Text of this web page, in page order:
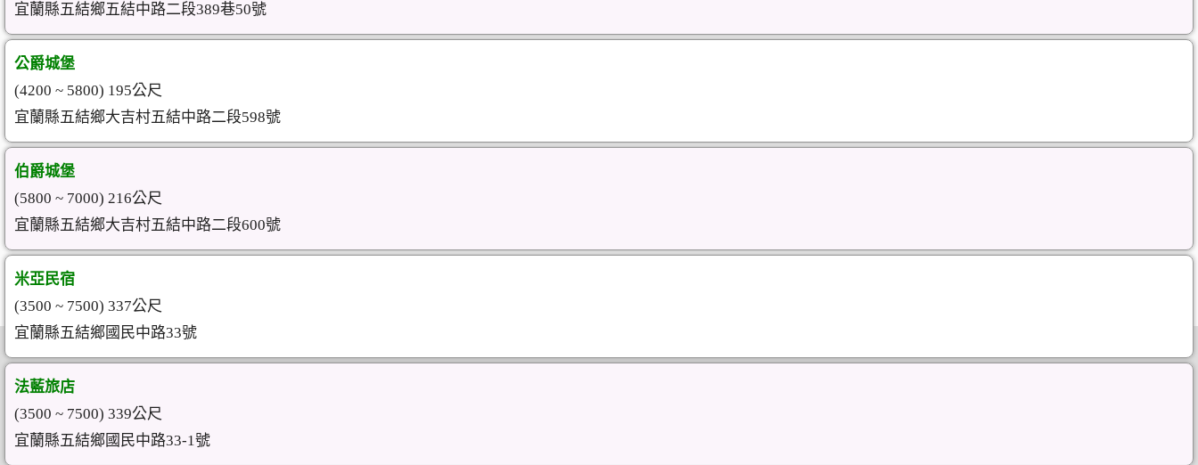
宜蘭縣五結鄉五結中路二段389巷50號
公爵城堡
(4200 ~ 5800) 195公尺
宜蘭縣五結鄉大吉村五結中路二段598號
伯爵城堡
(5800 ~ 7000) 216公尺
宜蘭縣五結鄉大吉村五結中路二段600號
米亞民宿
(3500 ~ 7500) 337公尺
宜蘭縣五結鄉國民中路33號
法藍旅店
(3500 ~ 7500) 339公尺
宜蘭縣五結鄉國民中路33-1號